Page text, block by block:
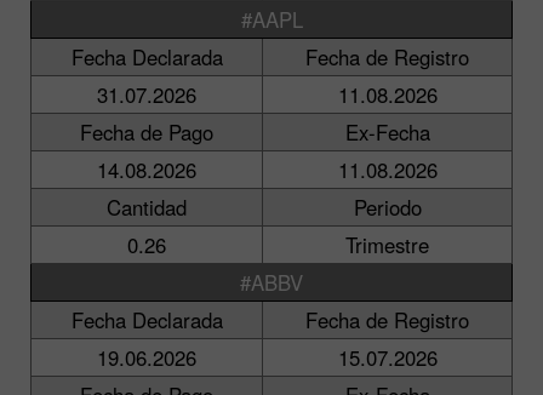
#AAPL
Fecha Declarada
Fecha de Registro
31.07.2026
11.08.2026
Fecha de Pago
Ex-Fecha
14.08.2026
11.08.2026
Cantidad
Periodo
0.26
Trimestre
#ABBV
Fecha Declarada
Fecha de Registro
19.06.2026
15.07.2026